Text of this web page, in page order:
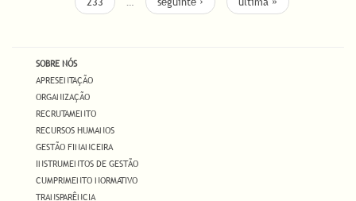
SOBRE NÓS
APRESENTAÇÃO
ORGANIZAÇÃO
RECRUTAMENTO
RECURSOS HUMANOS
GESTÃO FINANCEIRA
INSTRUMENTOS DE GESTÃO
CUMPRIMENTO NORMATIVO
TRANSPARÊNCIA